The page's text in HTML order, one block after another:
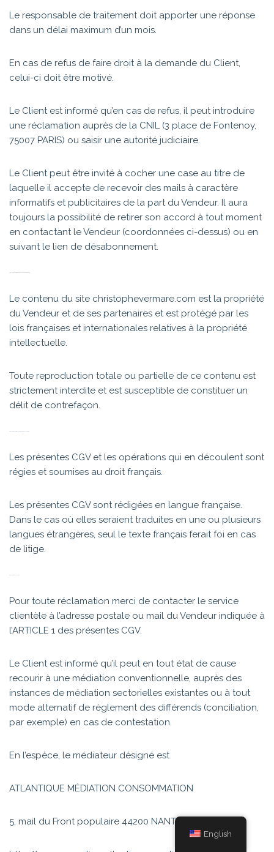
Le responsable de traitement doit apporter une réponse
dans un délai maximum d’un mois.
En cas de refus de faire droit à la demande du Client,
celui-ci doit être motivé.
Le Client est informé qu’en cas de refus, il peut introduire
une réclamation auprès de la CNIL (3 place de Fontenoy,
75007 PARIS) ou saisir une autorité judiciaire.
Le Client peut être invité à cocher une case au titre de
laquelle il accepte de recevoir des mails à caractère
informatifs et publicitaires de la part du Vendeur. Il aura
toujours la possibilité de retirer son accord à tout moment
en contactant le Vendeur (coordonnées ci-dessus) ou en
suivant le lien de désabonnement.
Le contenu du site christophevermare.com est la propriété
du Vendeur et de ses partenaires et est protégé par les
lois françaises et internationales relatives à la propriété
intellectuelle.
Toute reproduction totale ou partielle de ce contenu est
strictement interdite et est susceptible de constituer un
délit de contrefaçon.
Les présentes CGV et les opérations qui en découlent sont
régies et soumises au droit français.
Les présentes CGV sont rédigées en langue française.
Dans le cas où elles seraient traduites en une ou plusieurs
langues étrangères, seul le texte français ferait foi en cas
de litige.
Pour toute réclamation merci de contacter le service
clientèle à l’adresse postale ou mail du Vendeur indiquée à
l’ARTICLE 1 des présentes CGV.
Le Client est informé qu’il peut en tout état de cause
recourir à une médiation conventionnelle, auprès des
instances de médiation sectorielles existantes ou à tout
mode alternatif de règlement des différends (conciliation,
par exemple) en cas de contestation.
En l’espèce, le médiateur désigné est
ATLANTIQUE MÉDIATION CONSOMMATION
5, mail du Front populaire 44200 NANTES
English